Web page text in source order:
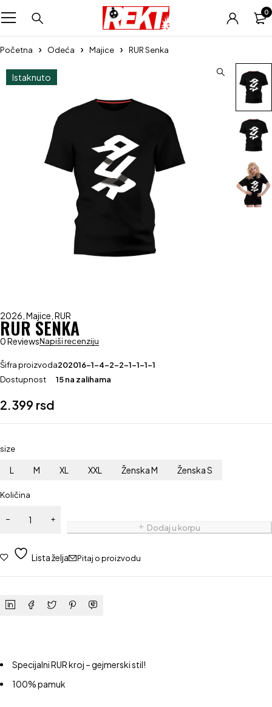
0
Početna Odeća Majice RUR Senka
Istaknuto
2026 Majice RUR
RUR SENKA
0 ReviewsNapiši recenziju
Šifra proizvoda202016-1-4-2-2-1-1-1-1
Dostupnost
15 na zalihama
2.399 rsd
size
L M XL XXL Ženska M Ženska S
Količina
Dodaj u korpu
Lista želja Pitaj o proizvodu
Specijalni RUR kroj – gejmerski stil!
100% pamuk